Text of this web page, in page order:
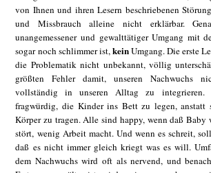
von Ihnen und ihren Lesern beschriebenen
und Missbrauch alleine nicht erklärbar.
unangemessener und gewalttätiger Umgang mit
sogar noch schlimmer ist, keinUmgang. Die erste
die Problematik nicht unbekannt, völlig
größten Fehler damit, unseren Nachwuchs
vollständig in unseren Alltag zu
fragwürdig, die Kinder ins Bett zu legen, anstatt
Körper zu tragen. Alle sind happy, wenn daß
stört, wenig Arbeit macht. Und wenn es schreit,
daß es nicht immer gleich kriegt was es will.
dem Nachwuchs wird oft als nervend, und